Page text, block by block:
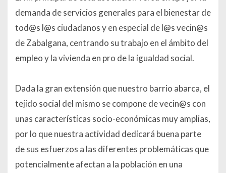
demanda de servicios generales para el bienestar de
tod@s l@s ciudadanos y en especial de l@s vecin@s
de Zabalgana, centrando su trabajo en el ámbito del
empleo y la vivienda en pro de la igualdad social.
Dada la gran extensión que nuestro barrio abarca, el
tejido social del mismo se compone de vecin@s con
unas características socio-económicas muy amplias,
por lo que nuestra actividad dedicará buena parte
de sus esfuerzos a las diferentes problemáticas que
potencialmente afectan a la población en una